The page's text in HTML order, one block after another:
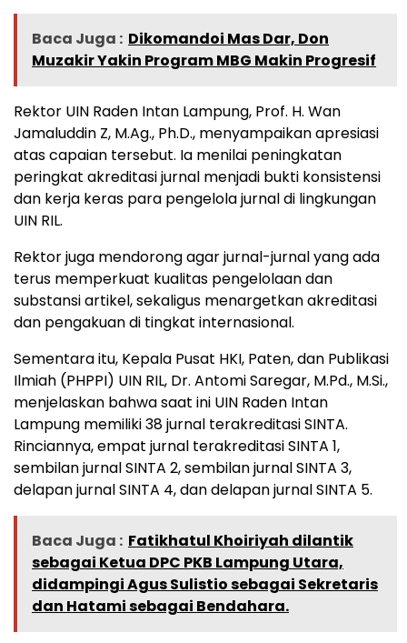
Baca Juga : Dikomandoi Mas Dar, Don
Muzakir Yakin Program MBG Makin Progresif
Rektor UIN Raden Intan Lampung, Prof. H. Wan
Jamaluddin Z, M.Ag., Ph.D., menyampaikan apresiasi
atas capaian tersebut. Ia menilai peningkatan
peringkat akreditasi jurnal menjadi bukti konsistensi
dan kerja keras para pengelola jurnal di lingkungan
UIN RIL.
Rektor juga mendorong agar jurnal-jurnal yang ada
terus memperkuat kualitas pengelolaan dan
substansi artikel, sekaligus menargetkan akreditasi
dan pengakuan di tingkat internasional.
Sementara itu, Kepala Pusat HKI, Paten, dan Publikasi
Ilmiah (PHPPI) UIN RIL, Dr. Antomi Saregar, M.Pd., M.Si.,
menjelaskan bahwa saat ini UIN Raden Intan
Lampung memiliki 38 jurnal terakreditasi SINTA.
Rinciannya, empat jurnal terakreditasi SINTA 1,
sembilan jurnal SINTA 2, sembilan jurnal SINTA 3,
delapan jurnal SINTA 4, dan delapan jurnal SINTA 5.
Baca Juga : Fatikhatul Khoiriyah dilantik
sebagai Ketua DPC PKB Lampung Utara,
didampingi Agus Sulistio sebagai Sekretaris
dan Hatami sebagai Bendahara.